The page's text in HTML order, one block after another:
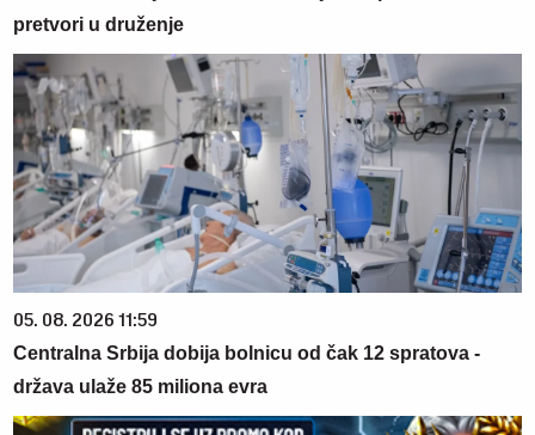
pretvori u druženje
05. 08. 2026 11:59
Centralna Srbija dobija bolnicu od čak 12 spratova -
država ulaže 85 miliona evra